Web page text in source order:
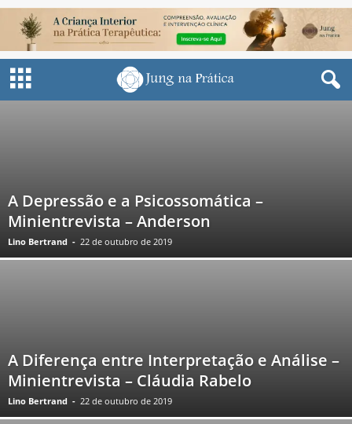
A Depressão e a Psicossomática –
Minientrevista – Anderson
Lino Bertrand - 22 de outubro de 2019
A Diferença entre Interpretação e Análise –
Minientrevista – Cláudia Rabelo
Lino Bertrand - 22 de outubro de 2019